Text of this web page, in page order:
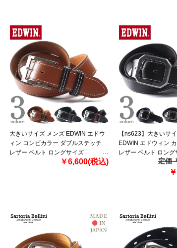
大きいサイズ メンズ EDWIN エドウ
ィン コンビカラー ダブルステッチ
レザー ベルト ロングサイズ
￥6,600(税込)
【ns623】大きいサ
EDWIN エドウィン
レザー ベルト ロング
定価